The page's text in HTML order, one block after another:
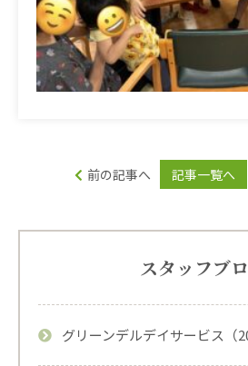
前の記事へ 記事一覧へ
スタッフブ
グリーンデルデイサービス（20